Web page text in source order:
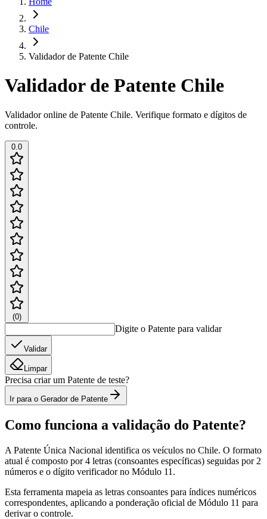
Chile
Validador de Patente Chile
Validador de Patente Chile
Validador online de Patente Chile. Verifique formato e dígitos de
controle.
0.0
(0)
Digite o Patente para validar
Validar
Limpar
Precisa criar um Patente de teste?
Ir para o Gerador de Patente
Como funciona a validação do Patente?
A Patente Única Nacional identifica os veículos no Chile. O formato
atual é composto por 4 letras (consoantes específicas) seguidas por 2
números e o dígito verificador no Módulo 11.
Esta ferramenta mapeia as letras consoantes para índices numéricos
correspondentes, aplicando a ponderação oficial de Módulo 11 para
derivar o controle.